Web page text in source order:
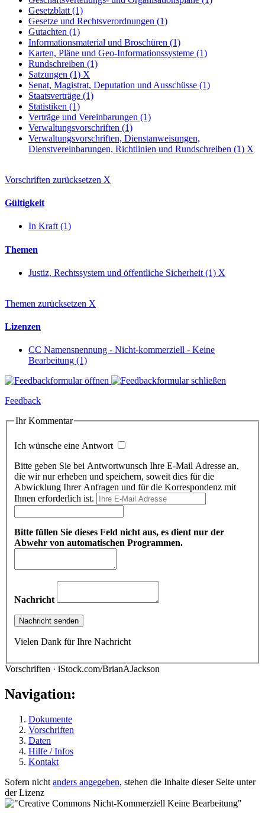
Gesetzblatt (1)
Gesetze und Rechtsverordnungen (1)
Gutachten (1)
Informationsmaterial und Broschüren (1)
Karten, Pläne und Geo-Informationssysteme (1)
Rundschreiben (1)
Satzungen (1) X
Senat, Magistrat, Deputation und Ausschüsse (1)
Staatsverträge (1)
Statistiken (1)
Verträge und Vereinbarungen (1)
Verwaltungsvorschriften (1)
Verwaltungsvorschriften, Dienstanweisungen,
Dienstvereinbarungen, Richtlinien und Rundschreiben (1) X
Vorschriften zurücksetzen X
Gültigkeit
In Kraft (1)
Themen
Justiz, Rechtssystem und öffentliche Sicherheit (1) X
Themen zurücksetzen X
Lizenzen
CC Namensnennung - Nicht-kommerziell - Keine
Bearbeitung (1)
Feedback
Ihr Kommentar
Ich wünsche eine Antwort
Bitte geben Sie bei Antwortwunsch Ihre E-Mail Adresse an,
die wir nur erheben und speichern, soweit dies für die
Abwicklung Ihrer Anfragen und für die Korrespondenz mit
Ihnen erforderlich ist.
Bitte füllen Sie dieses Feld nicht aus, es dient nur der
Abwehr von automatischen Programmen.
Nachricht
Vielen Dank für Ihre Nachricht
Vorschriften · iStock.com/BrianAJackson
Navigation:
Dokumente
Vorschriften
Daten
Hilfe / Infos
Kontakt
Sofern nicht anders angegeben, stehen die Inhalte dieser Seite unter
der Lizenz